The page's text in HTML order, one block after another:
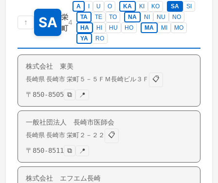
↑ SA 栄
町
4
A U O KA KI KO SA
SI
TA
TE TO NA NI NU
NO
HA
HI HU HO MA MI
MO
YA
RO
株式会社 東美
長崎県 長崎市 栄町 ５－５ＦＭ長崎ビル３Ｆ
📋
〒 850-8505 ⧉ 📍
一般社団法人 長崎市医師会
長崎県 長崎市 栄町 ２－２２
📋
〒 850-8511 ⧉ 📍
株式会社 エフエム長崎